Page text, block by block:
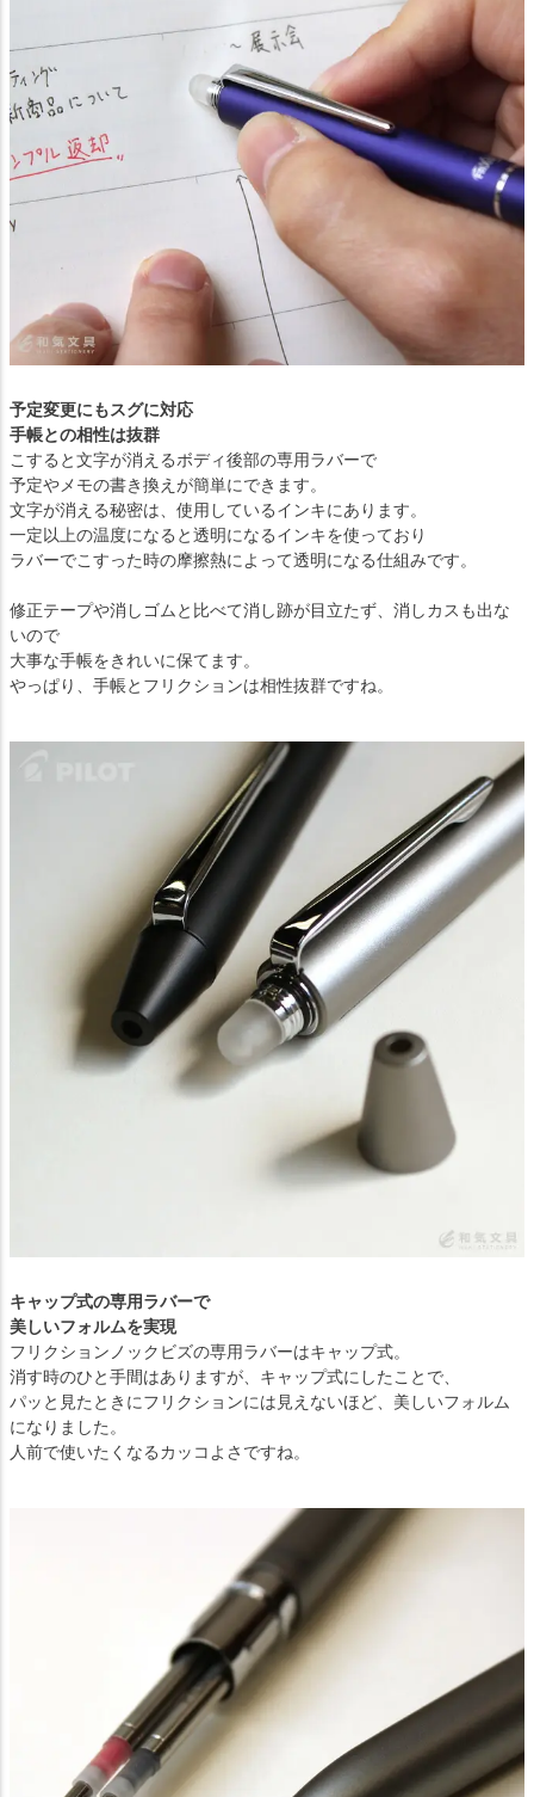
予定変更にもスグに対応
手帳との相性は抜群
こすると文字が消えるボディ後部の専用ラバーで
予定やメモの書き換えが簡単にできます。
文字が消える秘密は、使用しているインキにあります。
一定以上の温度になると透明になるインキを使っており
ラバーでこすった時の摩擦熱によって透明になる仕組みです。
修正テープや消しゴムと比べて消し跡が目立たず、消しカスも出な
いので
大事な手帳をきれいに保てます。
やっぱり、手帳とフリクションは相性抜群ですね。
キャップ式の専用ラバーで
美しいフォルムを実現
フリクションノックビズの専用ラバーはキャップ式。
消す時のひと手間はありますが、キャップ式にしたことで、
パッと見たときにフリクションには見えないほど、美しいフォルム
になりました。
人前で使いたくなるカッコよさですね。